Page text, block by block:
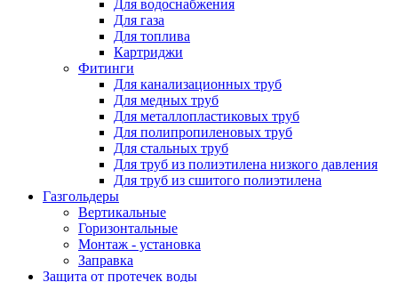
Для водоснабжения
Для газа
Для топлива
Картриджи
Фитинги
Для канализационных труб
Для медных труб
Для металлопластиковых труб
Для полипропиленовых труб
Для стальных труб
Для труб из полиэтилена низкого давления
Для труб из сшитого полиэтилена
Газгольдеры
Вертикальные
Горизонтальные
Монтаж - установка
Заправка
Защита от протечек воды